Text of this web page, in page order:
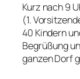
Kurz nach 9
(1.
40 Kindern
Begrüßung
ganzen Dorf